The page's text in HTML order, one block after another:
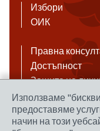
Избори
ОИК
Правна
Достъпност
Защита на
Антикорупция
Връзки
Използваме
предоставяме
начин на този